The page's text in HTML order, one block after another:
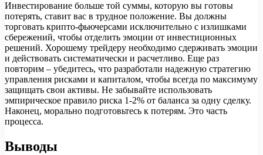
Инвестирование больше той суммы, которую вы готовы
потерять, ставит вас в трудное положение. Вы должны
торговать крипто-фьючерсами исключительно с излишками
сбережений, чтобы отделить эмоции от инвестиционных
решений. Хорошему трейдеру необходимо сдерживать эмоции
и действовать систематически и расчетливо. Еще раз
повторим – убедитесь, что разработали надежную стратегию
управления рисками и капиталом, чтобы всегда по максимуму
защищать свои активы. Не забывайте использовать
эмпирическое правило риска 1-2% от баланса за одну сделку.
Наконец, морально подготовьтесь к потерям. Это часть
процесса.
Выводы